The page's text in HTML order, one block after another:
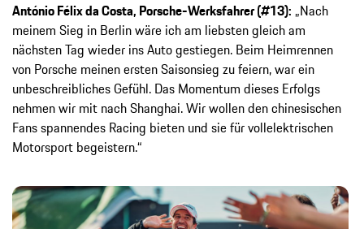
António Félix da Costa, Porsche-Werksfahrer (#13): „Nach
meinem Sieg in Berlin wäre ich am liebsten gleich am
nächsten Tag wieder ins Auto gestiegen. Beim Heimrennen
von Porsche meinen ersten Saisonsieg zu feiern, war ein
unbeschreibliches Gefühl. Das Momentum dieses Erfolgs
nehmen wir mit nach Shanghai. Wir wollen den chinesischen
Fans spannendes Racing bieten und sie für vollelektrischen
Motorsport begeistern.“